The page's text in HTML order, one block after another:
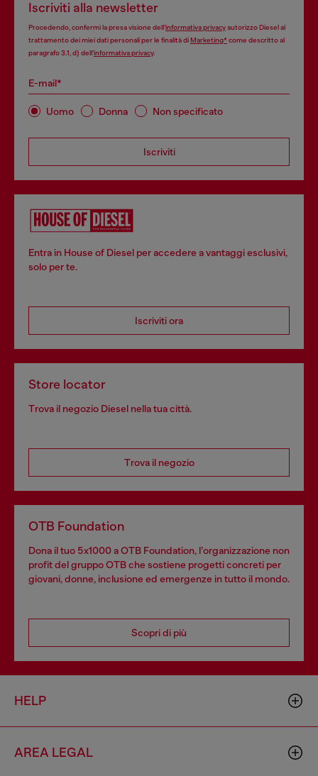
Iscriviti alla newsletter
Procedendo, confermi la presa visione dell’informativa privacyautorizzo Diesel al
trattamento dei miei dati personali per le finalità diMarketing*come descritto al
paragrafo 3.1, d) dell’informativa privacy.
E-mail*
Uomo Donna Non specificato
Iscriviti
Entra in House of Diesel per accedere a vantaggi esclusivi,
solo per te.
Iscriviti ora
Store locator
Trova il negozio Diesel nella tua città.
Trova il negozio
OTB Foundation
Dona il tuo 5x1000 a OTB Foundation, l’organizzazione non
profit del gruppo OTB che sostiene progetti concreti per
giovani, donne, inclusione ed emergenze in tutto il mondo.
Scopri di più
HELP
AREA LEGAL